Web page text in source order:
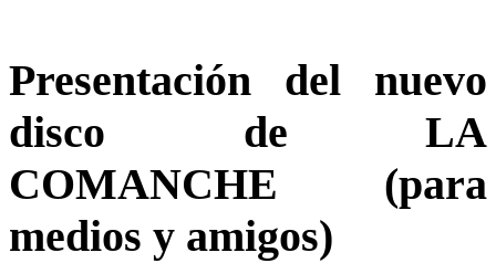
Presentación del nuevo
disco de LA
COMANCHE (para
medios y amigos)